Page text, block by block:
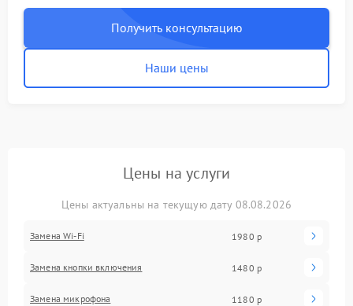
Получить консультацию
Наши цены
Цены на услуги
Цены актуальны на текущую дату 08.08.2026
Замена Wi-Fi 1980 р
Замена кнопки включения 1480 р
Замена микрофона 1180 р